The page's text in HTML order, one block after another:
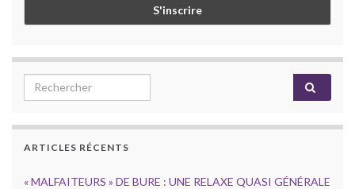
Search for:
ARTICLES RÉCENTS
« MALFAITEURS » DE BURE : UNE RELAXE QUASI GÉNÉRALE